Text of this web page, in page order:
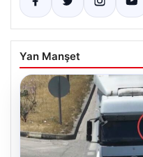
Yan Manşet